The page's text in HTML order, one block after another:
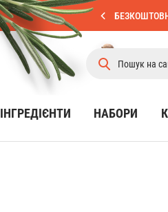
ІНГРЕДІЄНТИ НАБОРИ